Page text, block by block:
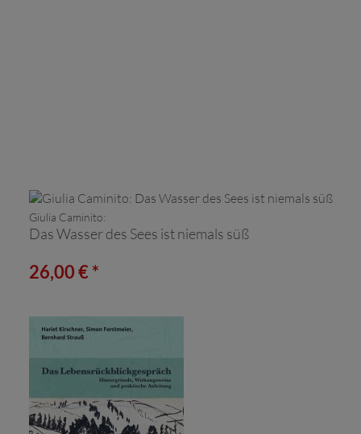
Giulia Caminito:
Das Wasser des Sees ist niemals süß
26,00 € *